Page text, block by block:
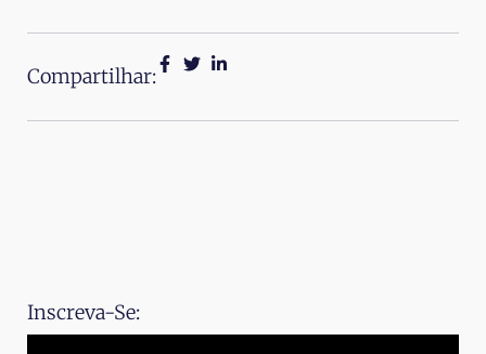
Compartilhar:
Inscreva-Se: